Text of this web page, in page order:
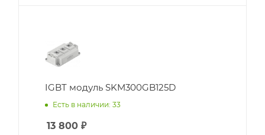
IGBT модуль SKM300GB125D
Есть в наличии: 33
13 800 ₽